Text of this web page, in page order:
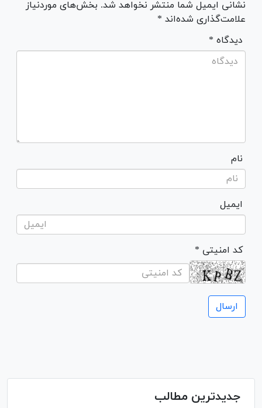
نشانی ایمیل شما منتشر نخواهد شد. بخش‌های موردنیاز
علامت‌گذاری شده‌اند *
* دیدگاه
نام
ایمیل
* کد امنیتی
جدیدترین مطالب